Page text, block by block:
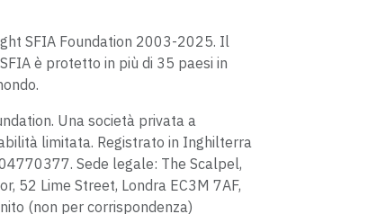
SFIA Foundation 2003-2025. Il
è protetto in più di 35 paesi in
Una società privata a
limitata. Registrato in Inghilterra
Sede legale: The Scalpel,
52 Lime Street, Londra EC3M 7AF,
(non per corrispondenza)